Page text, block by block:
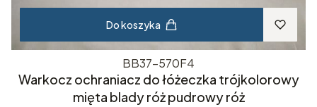
Do koszyka
BB37-570F4
Warkocz ochraniacz do łóżeczka trójkolorowy
mięta blady róż pudrowy róż